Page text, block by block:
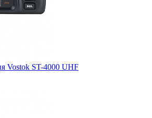
Vostok ST-4000 UHF